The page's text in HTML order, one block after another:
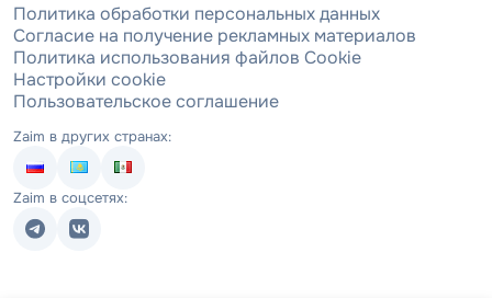
Политика обработки персональных данных
Согласие на получение рекламных материалов
Политика использования файлов Cookie
Настройки cookie
Пользовательское соглашение
Zaim в других странах:
Zaim в соцсетях: